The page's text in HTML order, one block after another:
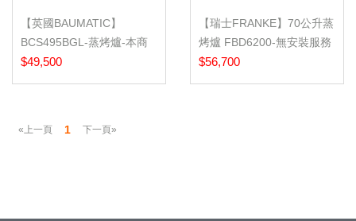
【英國BAUMATIC】
BCS495BGL-蒸烤爐-本商
品不含安裝
$49,500
【瑞士FRANKE】70公升蒸
烤爐 FBD6200-無安裝服務
$56,700
«上一頁 1 下一頁»